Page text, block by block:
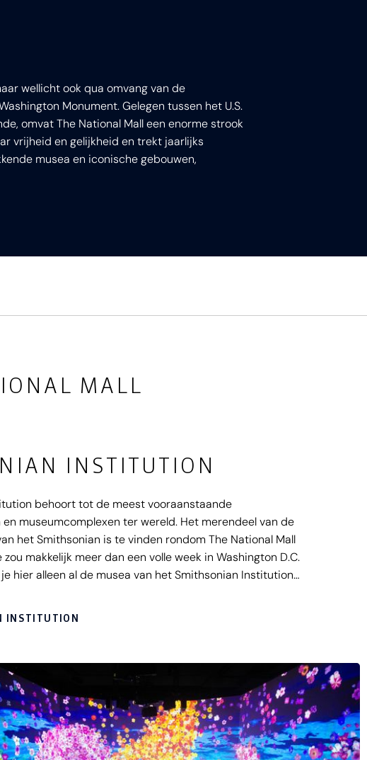
wellicht ook qua omvang van de
Monument. Gelegen tussen het U.S.
omvat The National Mall een enorme strook
vrijheid en gelijkheid en trekt jaarlijks
musea en iconische gebouwen,
MALL
INSTITUTION
behoort tot de meest vooraanstaande
museumcomplexen ter wereld. Het merendeel van de
het Smithsonian is te vinden rondom The National Mall
zou makkelijk meer dan een volle week in Washington D.C.
hier alleen al de musea van het Smithsonian Institution
INSTITUTION